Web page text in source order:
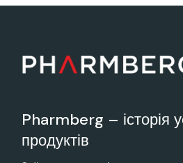
Pharmberg – історія
продуктів